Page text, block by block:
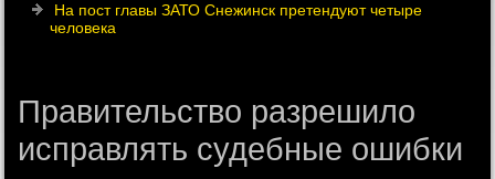
На пост главы ЗАТО Снежинск претендуют четыре
человека
Правительство разрешило
исправлять судебные ошибки